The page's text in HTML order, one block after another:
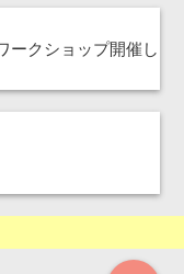
ークショップ開催し